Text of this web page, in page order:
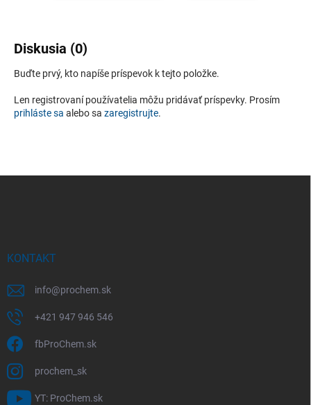
Diskusia (0)
Buďte prvý, kto napíše príspevok k tejto položke.
Len registrovaní používatelia môžu pridávať príspevky. Prosím
prihláste sa alebo sa zaregistrujte.
KONTAKT
info@prochem.sk
+421 947 946 546
fbProChem.sk
prochem_sk
YT: ProChem.sk